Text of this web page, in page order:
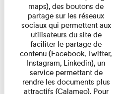
maps), des boutons de
partage sur les réseaux
sociaux qui permettent aux
utilisateurs du site de
faciliter le partage de
contenu (Facebook, Twitter,
Instagram, Linkedin), un
service permettant de
rendre les documents plus
attractifs (Calameo). Pour